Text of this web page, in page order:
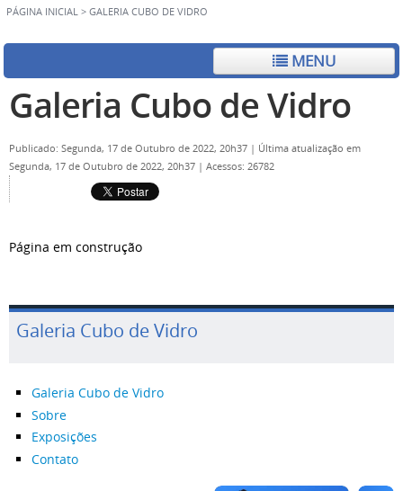
PÁGINA INICIAL > GALERIA CUBO DE VIDRO
MENU
Galeria Cubo de Vidro
Publicado: Segunda, 17 de Outubro de 2022, 20h37 | Última atualização em
Segunda, 17 de Outubro de 2022, 20h37 | Acessos: 26782
Página em construção
Galeria Cubo de Vidro
Galeria Cubo de Vidro
Sobre
Exposições
Contato